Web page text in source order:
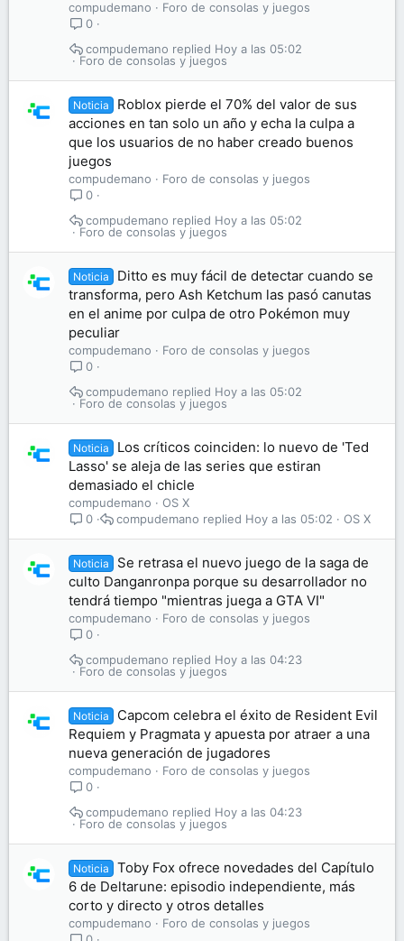
compudemano
Foro de consolas y juegos
0
Foro de consolas y juegos
Hoy a las 05:02
compudemano
Noticia
Roblox pierde el 70% del valor de sus
acciones en tan solo un año y echa la culpa a
que los usuarios de no haber creado buenos
juegos
compudemano
Foro de consolas y juegos
0
Foro de consolas y juegos
Hoy a las 05:02
compudemano
Noticia
Ditto es muy fácil de detectar cuando se
transforma, pero Ash Ketchum las pasó canutas
en el anime por culpa de otro Pokémon muy
peculiar
compudemano
Foro de consolas y juegos
0
Foro de consolas y juegos
Hoy a las 05:02
compudemano
Noticia
Los críticos coinciden: lo nuevo de 'Ted
Lasso' se aleja de las series que estiran
demasiado el chicle
compudemano
OS X
0
OS X
Hoy a las 05:02
compudemano
Noticia
Se retrasa el nuevo juego de la saga de
culto Danganronpa porque su desarrollador no
tendrá tiempo "mientras juega a GTA VI"
compudemano
Foro de consolas y juegos
0
Foro de consolas y juegos
Hoy a las 04:23
compudemano
Noticia
Capcom celebra el éxito de Resident Evil
Requiem y Pragmata y apuesta por atraer a una
nueva generación de jugadores
compudemano
Foro de consolas y juegos
0
Foro de consolas y juegos
Hoy a las 04:23
compudemano
Noticia
Toby Fox ofrece novedades del Capítulo
6 de Deltarune: episodio independiente, más
corto y directo y otros detalles
compudemano
Foro de consolas y juegos